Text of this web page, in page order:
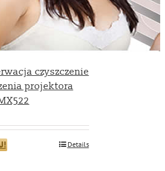
czyszczenie
projektora
Details